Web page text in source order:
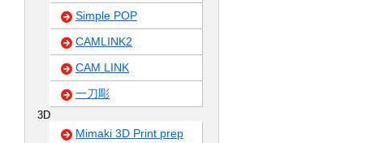
Simple POP
CAMLINK2
CAM LINK
一刀彫
3D
Mimaki 3D Print prep